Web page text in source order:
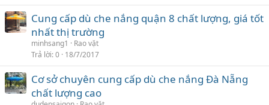
Cung cấp dù che nắng quận 8 chất lượng, giá tốt
nhất thị trường
minhsang1
Rao vặt
Trả lời 0 18/7/2017
Cơ sở chuyên cung cấp dù che nắng Đà Nẵng
chất lượng cao